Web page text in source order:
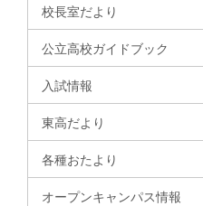
校長室だより
公立高校ガイドブック
入試情報
東高だより
各種おたより
オープンキャンパス情報